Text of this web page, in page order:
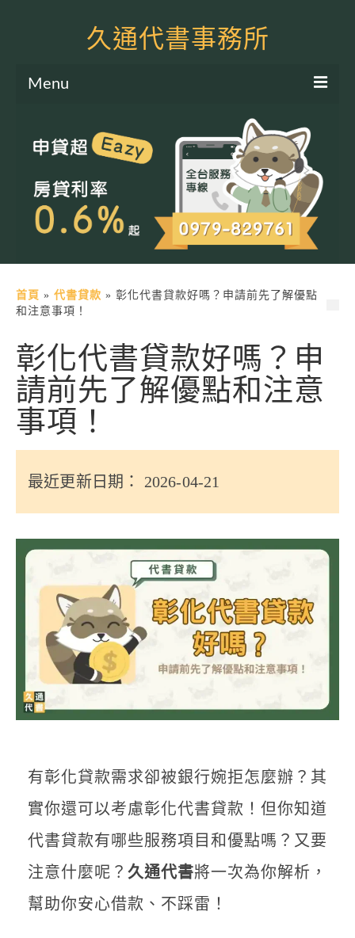
久通代書事務所
Menu
土地二胎申貸
房屋二胎申貸
軍公教貸款
土地貸款
信用貸款
代書貸款
精選知識
銀行貸款
其他貸款
申貸Q&A
久通專欄
時事解析
生活理財
房產Q&A
網友都在問
聯絡我們
首頁 » 代書貸款 » 彰化代書貸款好嗎？申請前先了解優點
和注意事項！
彰化代書貸款好嗎？申
請前先了解優點和注意
事項！
最近更新日期： 2026-04-21
有彰化貸款需求卻被銀行婉拒怎麼辦？其
實你還可以考慮彰化代書貸款！但你知道
代書貸款有哪些服務項目和優點嗎？又要
注意什麼呢？ 久通代書將一次為你解析，
幫助你安心借款、不踩雷！